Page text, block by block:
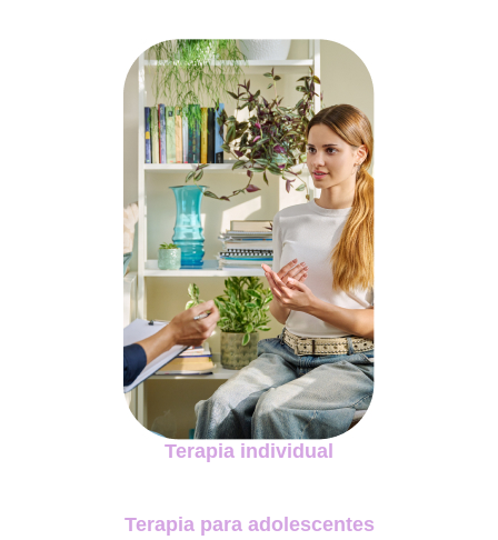
Terapia individual
Terapia para adolescentes